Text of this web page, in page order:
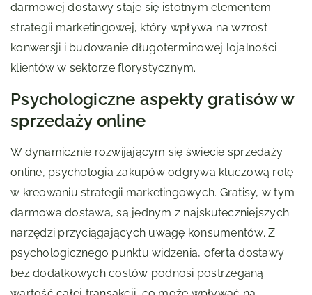
darmowej dostawy staje się istotnym elementem
strategii marketingowej, który wpływa na wzrost
konwersji i budowanie długoterminowej lojalności
klientów w sektorze florystycznym.
Psychologiczne aspekty gratisów w
sprzedaży online
W dynamicznie rozwijającym się świecie sprzedaży
online, psychologia zakupów odgrywa kluczową rolę
w kreowaniu strategii marketingowych. Gratisy, w tym
darmowa dostawa, są jednym z najskuteczniejszych
narzędzi przyciągających uwagę konsumentów. Z
psychologicznego punktu widzenia, oferta dostawy
bez dodatkowych costów podnosi postrzeganą